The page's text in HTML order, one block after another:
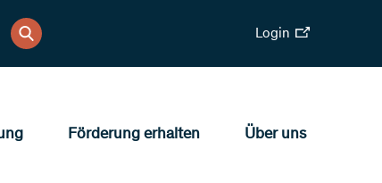
Login
Förderung erhalten Über uns